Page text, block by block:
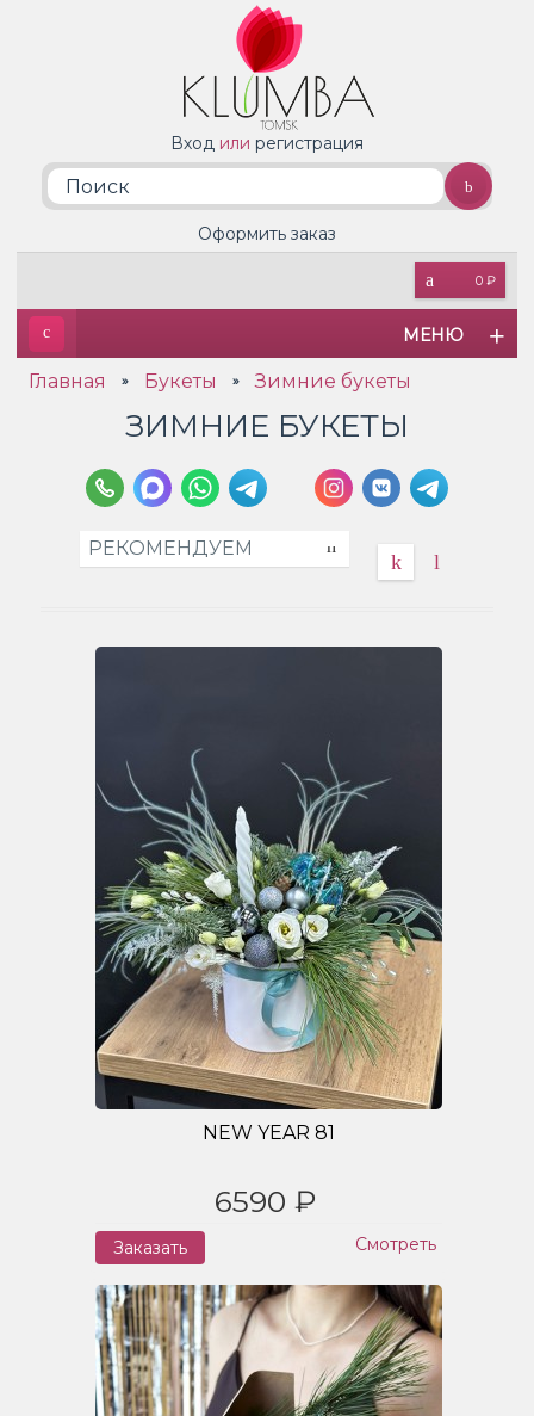
Вход или регистрация
0 ₽
Оформить заказ
МЕНЮ
Главная » Букеты » Зимние букеты
ЗИМНИЕ БУКЕТЫ
NEW YEAR 81
6590 ₽
Заказать Смотреть